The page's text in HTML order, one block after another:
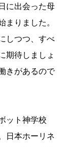
に出会った母
まりました。
しつつ、すべ
期待しましょ
きがあるので
ット神学校
日本ホーリネ